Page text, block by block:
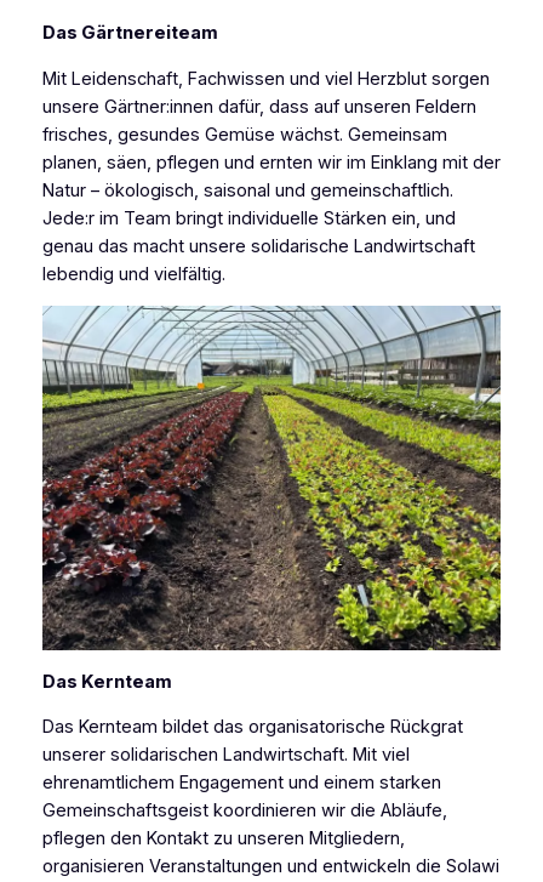
Das Gärtnereiteam
Mit Leidenschaft, Fachwissen und viel Herzblut sorgen
unsere Gärtner:innen dafür, dass auf unseren Feldern
frisches, gesundes Gemüse wächst. Gemeinsam
planen, säen, pflegen und ernten wir im Einklang mit der
Natur – ökologisch, saisonal und gemeinschaftlich.
Jede:r im Team bringt individuelle Stärken ein, und
genau das macht unsere solidarische Landwirtschaft
lebendig und vielfältig.
Das Kernteam
Das Kernteam bildet das organisatorische Rückgrat
unserer solidarischen Landwirtschaft. Mit viel
ehrenamtlichem Engagement und einem starken
Gemeinschaftsgeist koordinieren wir die Abläufe,
pflegen den Kontakt zu unseren Mitgliedern,
organisieren Veranstaltungen und entwickeln die Solawi